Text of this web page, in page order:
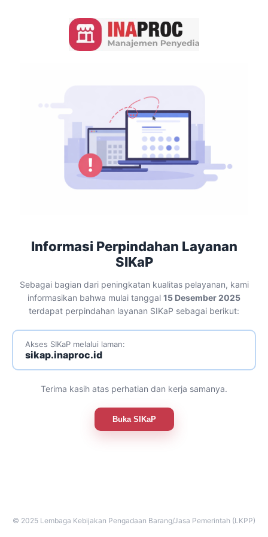
Informasi Perpindahan Layanan
SIKaP
Sebagai bagian dari peningkatan kualitas pelayanan, kami
informasikan bahwa mulai tanggal 15 Desember 2025
terdapat perpindahan layanan SIKaP sebagai berikut:
Akses SIKaP melalui laman:
sikap.inaproc.id
Terima kasih atas perhatian dan kerja samanya.
Buka SIKaP
© 2025 Lembaga Kebijakan Pengadaan Barang/Jasa Pemerintah (LKPP)